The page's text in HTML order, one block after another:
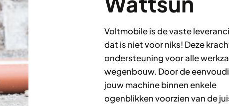
Voltmobile is de vaste
dat is niet voor niks! Deze
ondersteuning voor alle
wegenbouw. Door de
jouw machine binnen enkele
ogenblikken voorzien van de